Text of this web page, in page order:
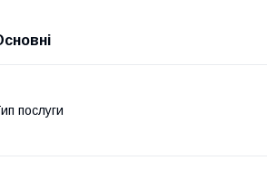
послуги